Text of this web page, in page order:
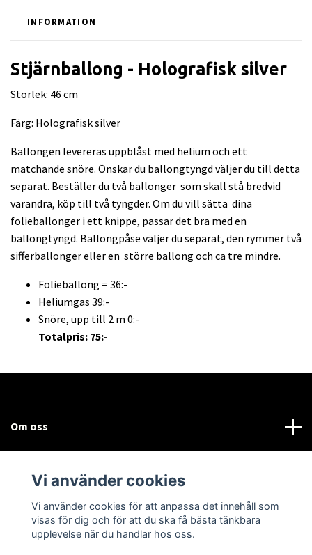
INFORMATION
Stjärnballong - Holografisk silver
Storlek: 46 cm
Färg: Holografisk silver
Ballongen levereras uppblåst med helium och ett
matchande snöre. Önskar du ballongtyngd väljer du till detta
separat. Beställer du två ballonger som skall stå bredvid
varandra, köp till två tyngder. Om du vill sätta dina
folieballonger i ett knippe, passar det bra med en
ballongtyngd. Ballongpåse väljer du separat, den rymmer två
sifferballonger eller en större ballong och ca tre mindre.
Folieballong = 36:-
Heliumgas 39:-
Snöre, upp till 2 m 0:-
Totalpris: 75:-
Om oss
Sociala medier
Vi använder cookies
Vi använder cookies för att anpassa det innehåll som
visas för dig och för att du ska få bästa tänkbara
upplevelse när du handlar hos oss.